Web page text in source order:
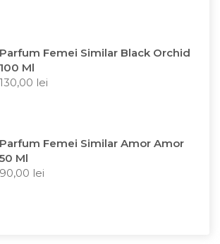
Parfum Femei Similar Black Orchid
100 Ml
130,00 lei
Parfum Femei Similar Amor Amor
50 Ml
90,00 lei